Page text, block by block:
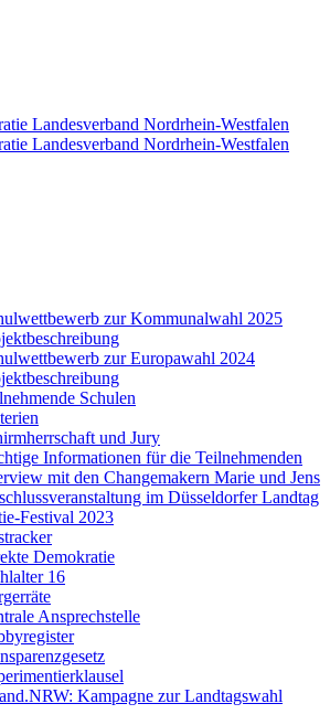
zur Kommunalwahl 2025
zur Europawahl 2024
Schulen
und Jury
Informationen für die Teilnehmenden
mit den Changemakern Marie und Jens
im Düsseldorfer Landtag
Festival 2023
Demokratie
16
Ansprechstelle
Kampagne zur Landtagswahl